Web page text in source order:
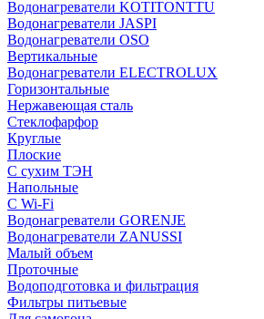
Водонагреватели KOTITONTTU
Водонагреватели JASPI
Водонагреватели OSO
Вертикальные
Водонагреватели ELECTROLUX
Горизонтальные
Нержавеющая сталь
Стеклофарфор
Круглые
Плоские
С сухим ТЭН
Напольные
С Wi-Fi
Водонагреватели GORENJE
Водонагреватели ZANUSSI
Малый объем
Проточные
Водоподготовка и фильтрация
Фильтры питьевые